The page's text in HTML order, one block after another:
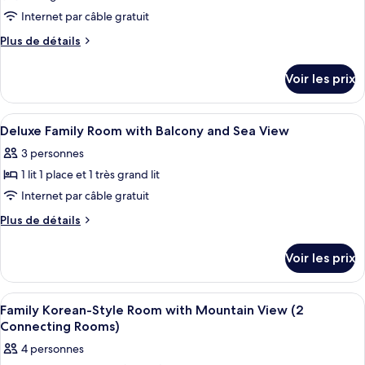
Internet par câble gratuit
Plus de détails
Plus
le
type
de
Deluxe
Double
With
Sea
View
Voir les prix
Afficher
toutes
les
photos
pour
ce
chambre :
Deluxe
Family
Room
with
Bureau, espace de travail pour
7
Deluxe Family Room with Balcony and Sea View
3 personnes
1 lit 1 place et 1 très grand lit
Internet par câble gratuit
Plus de détails
Plus
le
type
de
chambre
Family
Voir les prix
Afficher
toutes
les
photos
Une chambre d’hôtel équipée d’un
6
Family Korean-Style Room with Mountain View (2
Connecting Rooms)
4 personnes